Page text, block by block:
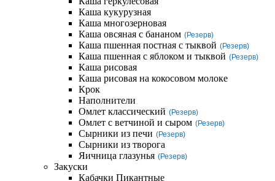
Каша кукурузная
Каша многозерновая
Каша овсяная с бананом (Резерв)
Каша пшенная постная с тыквой (Резерв)
Каша пшенная с яблоком и тыквой (Резерв)
Каша рисовая
Каша рисовая на кокосовом молоке
Крок
Наполнители
Омлет классический (Резерв)
Омлет с ветчиной и сыром (Резерв)
Сырники из печи (Резерв)
Сырники из творога
Яичница глазунья (Резерв)
Закуски
Кабачки Пикантные